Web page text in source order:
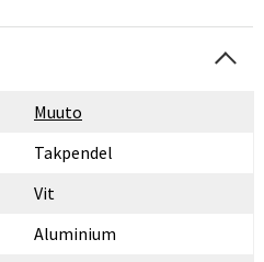
Muuto
Takpendel
Vit
Aluminium